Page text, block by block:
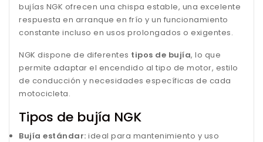
bujías NGK ofrecen una chispa estable, una excelente
respuesta en arranque en frío y un funcionamiento
constante incluso en usos prolongados o exigentes.
NGK dispone de diferentes tipos de bujía, lo que
permite adaptar el encendido al tipo de motor, estilo
de conducción y necesidades específicas de cada
motocicleta.
Tipos de bujía NGK
Bujía estándar: ideal para mantenimiento y uso